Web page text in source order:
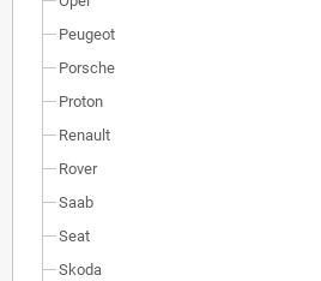
Peugeot
Porsche
Proton
Renault
Rover
Saab
Seat
Skoda